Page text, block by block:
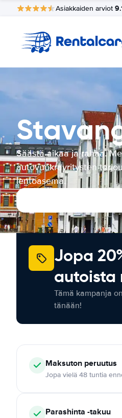
Asiakkaiden arviot
Säästä aikaa ja rahaa.
autovuokrayritysten
lentoasema.
Jopa
autoista
Tämä kampanja
tänään!
Maksuton peruutus
Jopa vielä 48 tuntia
Parashinta -takuu